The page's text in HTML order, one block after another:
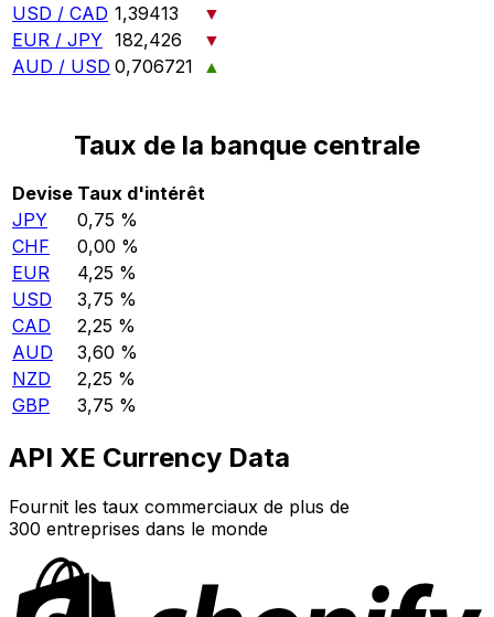
USD / CAD 1,39413
▼
EUR / JPY 182,426
▼
AUD / USD 0,706721 ▲
Taux de la banque centrale
Devise Taux d'intérêt
JPY
0,75 %
CHF
0,00 %
EUR
4,25 %
USD
3,75 %
CAD
2,25 %
AUD
3,60 %
NZD
2,25 %
GBP
3,75 %
API XE Currency Data
Fournit les taux commerciaux de plus de
300 entreprises dans le monde